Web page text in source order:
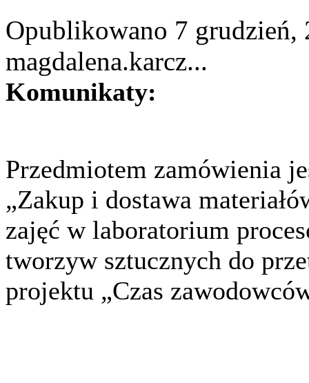
Opublikowano 7 grudzień,
magdalena.karcz...
Komunikaty:
Przedmiotem zamówienia
„Zakup i dostawa
zajęć w laboratorium
tworzyw sztucznych do
projektu „Czas